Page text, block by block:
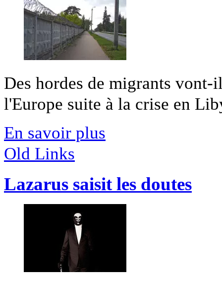
Des hordes de migrants vont-
l'Europe suite à la crise en
En savoir plus
Old Links
Lazarus saisit les doutes